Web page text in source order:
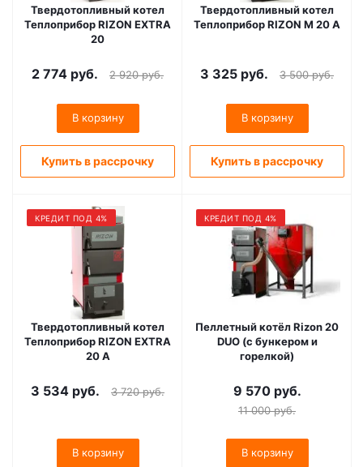
Твердотопливный котел
Теплоприбор RIZON EXTRA
20
2 774 руб. 2 920руб.
В корзину
Купить в рассрочку
Твердотопливный котел
Теплоприбор RIZON M 20 A
3 325 руб. 3 500руб.
В корзину
Купить в рассрочку
КРЕДИТ ПОД 4%
Твердотопливный котел
Теплоприбор RIZON EXTRA
20 A
3 534 руб. 3 720руб.
В корзину
КРЕДИТ ПОД 4%
Пеллетный котёл Rizon 20
DUO (с бункером и
горелкой)
9 570руб.
11 000руб.
В корзину